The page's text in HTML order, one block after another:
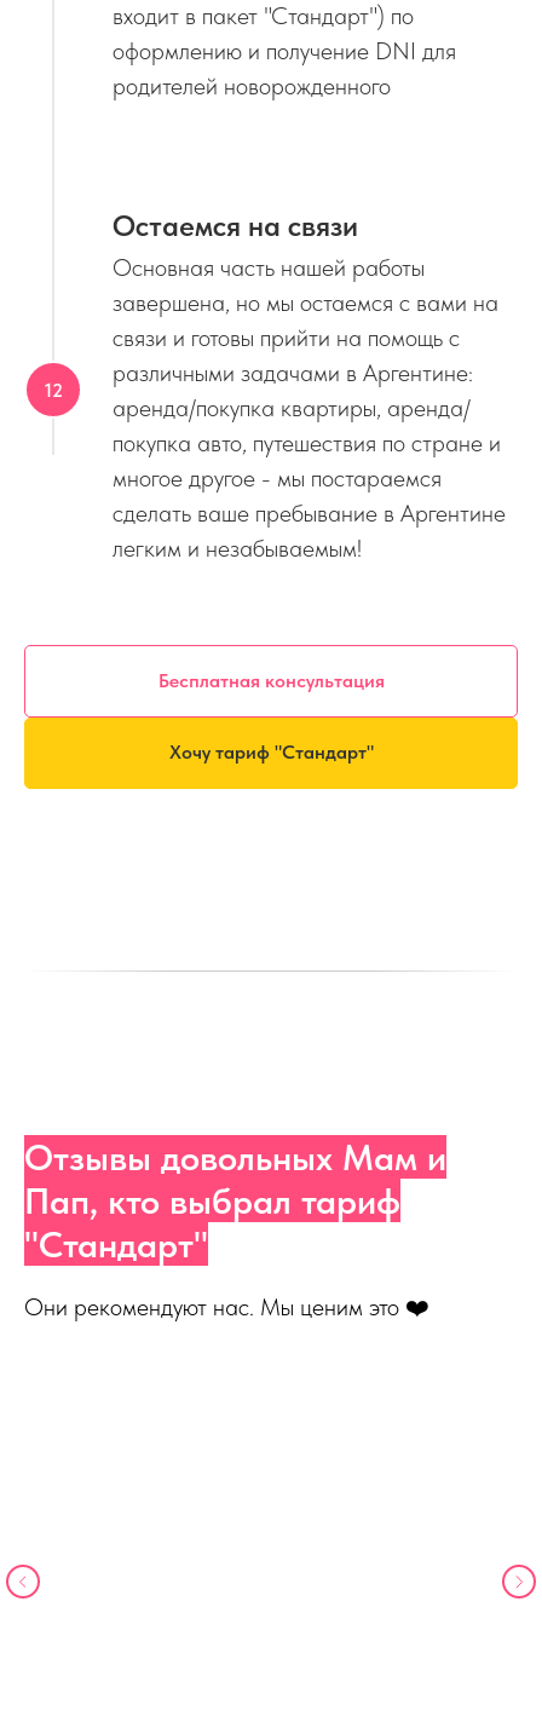
входит в пакет "Стандарт") по
оформлению и получение DNI для
родителей новорожденного
Остаемся на связи
Основная часть нашей работы
завершена, но мы остаемся с вами на
связи и готовы прийти на помощь с
различными задачами в Аргентине:
аренда/покупка квартиры, аренда/
покупка авто, путешествия по стране и
многое другое - мы постараемся
сделать ваше пребывание в Аргентине
легким и незабываемым!
Бесплатная консультация
Хочу тариф "Стандарт"
Отзывы довольных Мам и
Пап, кто выбрал тариф
"Стандарт"
Они рекомендуют нас. Мы ценим это ❤️